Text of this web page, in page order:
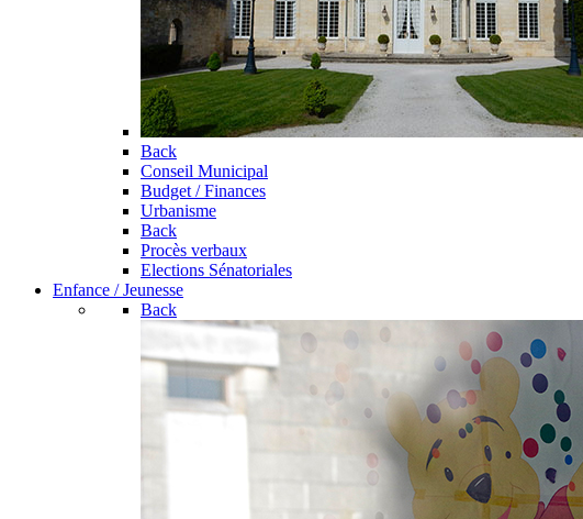
Back
Conseil Municipal
Budget / Finances
Urbanisme
Back
Procès verbaux
Elections Sénatoriales
Enfance / Jeunesse
Back